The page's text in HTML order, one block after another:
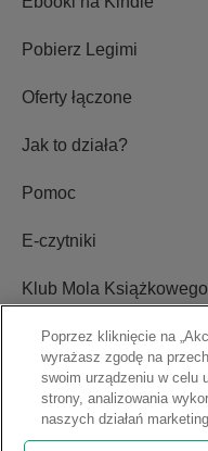
Pobierz Legimi
Oferty łączone
Jak to działa?
Pomoc
E-czytniki
Klub Mola Książkowego
Ustawienia plików
Blog
Relacje inwestorskie
Poprzez kliknięcie na
wyrażasz zgodę na
swoim urządzeniu w celu
strony, analizowania
naszych działań